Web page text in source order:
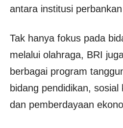
antara institusi
Tak hanya fokus pada
melalui olahraga, BRI
berbagai program
bidang pendidikan,
dan pemberdayaan